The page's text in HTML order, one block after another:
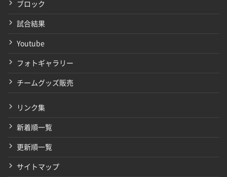
ブロック
試合結果
Youtube
フォトギャラリー
チームグッズ販売
リンク集
新着順一覧
更新順一覧
サイトマップ